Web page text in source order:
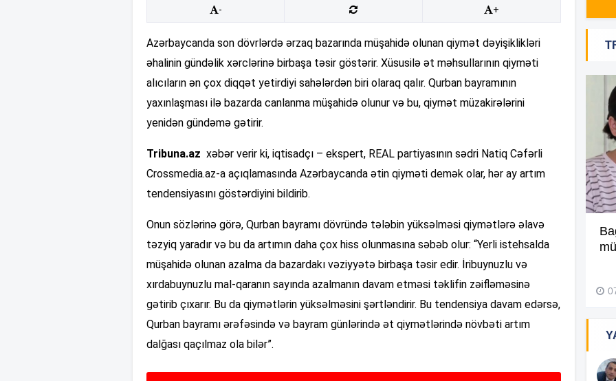
- +
Azərbaycanda son dövrlərdə ərzaq bazarında müşahidə olunan qiymət dəyişiklikləri
əhalinin gündəlik xərclərinə birbaşa təsir göstərir. Xüsusilə ət məhsullarının qiyməti
alıcıların ən çox diqqət yetirdiyi sahələrdən biri olaraq qalır. Qurban bayramının
yaxınlaşması ilə bazarda canlanma müşahidə olunur və bu, qiymət müzakirələrini
yenidən gündəmə gətirir.
Tribuna.az xəbər verir ki, iqtisadçı – ekspert, REAL partiyasının sədri Natiq Cəfərli
Crossmedia.az-a açıqlamasında Azərbaycanda ətin qiyməti demək olar, hər ay artım
tendensiyasını göstərdiyini bildirib.
Onun sözlərinə görə, Qurban bayramı dövründə tələbin yüksəlməsi qiymətlərə əlavə
təzyiq yaradır və bu da artımın daha çox hiss olunmasına səbəb olur: “Yerli istehsalda
müşahidə olunan azalma da bazardakı vəziyyətə birbaşa təsir edir. İribuynuzlu və
xırdabuynuzlu mal-qaranın sayında azalmanın davam etməsi təklifin zəifləməsinə
gətirib çıxarır. Bu da qiymətlərin yüksəlməsini şərtləndirir. Bu tendensiya davam edərsə,
Qurban bayramı ərəfəsində və bayram günlərində ət qiymətlərində növbəti artım
dalğası qaçılmaz ola bilər”.
“Üç ildə ümumilikdə 16 dəfə
səfər etmişəm” – Video